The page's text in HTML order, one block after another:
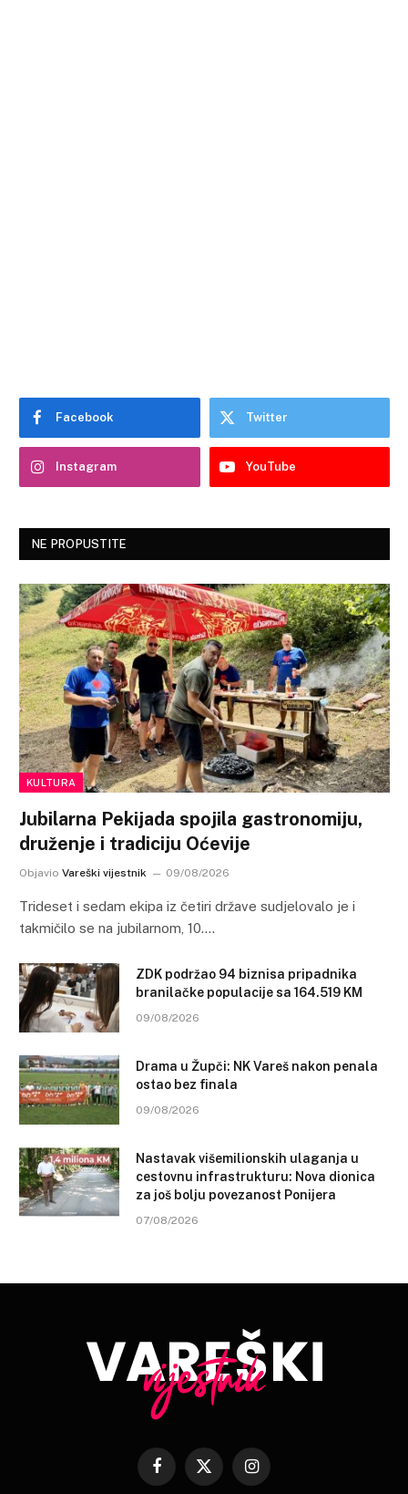
Facebook Twitter
Instagram YouTube
NE PROPUSTITE
KULTURA
Jubilarna Pekijada spojila gastronomiju,
druženje i tradiciju Oćevije
Objavio Vareški vijestnik 09/08/2026
Trideset i sedam ekipa iz četiri države sudjelovalo je i
takmičilo se na jubilarnom, 10.…
ZDK podržao 94 biznisa pripadnika
branilačke populacije sa 164.519 KM
09/08/2026
Drama u Župči: NK Vareš nakon penala
ostao bez finala
09/08/2026
Nastavak višemilionskih ulaganja u
cestovnu infrastrukturu: Nova dionica
za još bolju povezanost Ponijera
07/08/2026
Facebook
X
Instagram